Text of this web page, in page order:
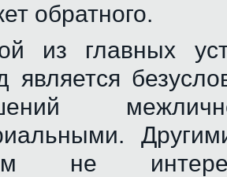
обратного.
из главных
является
не